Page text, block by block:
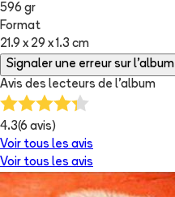
596 gr
Format
21.9 x 29 x 1.3 cm
Signaler une erreur sur l'album
Avis des lecteurs de l'album
4.3(6 avis)
Voir tous les avis
Voir tous les avis